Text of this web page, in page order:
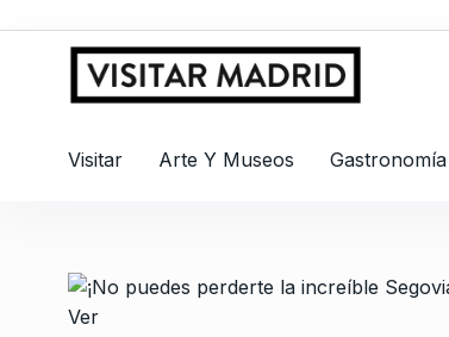
Visitar Arte Y Museos Gastronomía